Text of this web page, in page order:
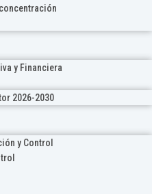
y Financiera
2026-2030
y Control